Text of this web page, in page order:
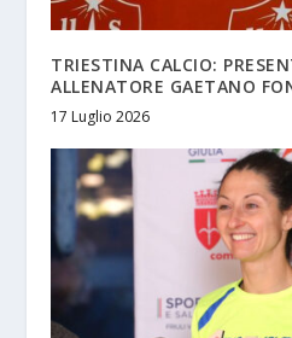
TRIESTINA CALCIO:
ALLENATORE GAETANO
17 Luglio 2026